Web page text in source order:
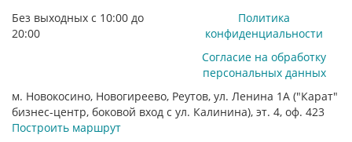
Без выходных с 10:00 до
20:00
Политика
конфиденциальности
Согласие на обработку
персональных данных
м. Новокосино, Новогиреево, Реутов, ул. Ленина 1А ("Карат"
бизнес-центр, боковой вход с ул. Калинина), эт. 4, оф. 423
Построить маршрут